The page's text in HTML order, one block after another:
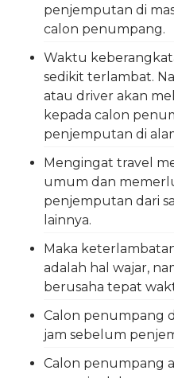
penjemputan di
calon penumpang.
Waktu
sedikit terlambat.
atau driver akan
kepada calon
penjemputan di
Mengingat travel
umum dan
penjemputan dari
lainnya.
Maka
adalah hal wajar,
berusaha tepat
Calon penumpang
jam sebelum
Calon penumpang